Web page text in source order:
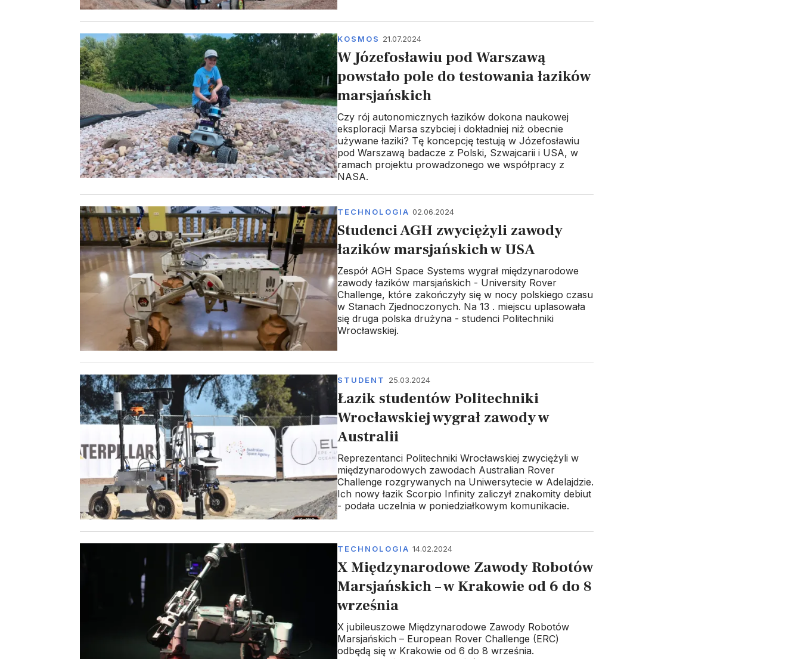
KOSMOS 21.07.2024
W Józefosławiu pod Warszawą
powstało pole do testowania łazików
marsjańskich
Czy rój autonomicznych łazików dokona naukowej
eksploracji Marsa szybciej i dokładniej niż obecnie
używane łaziki? Tę koncepcję testują w Józefosławiu
pod Warszawą badacze z Polski, Szwajcarii i USA, w
ramach projektu prowadzonego we współpracy z
NASA.
TECHNOLOGIA 02.06.2024
Studenci AGH zwyciężyli zawody
łazików marsjańskich w USA
Zespół AGH Space Systems wygrał międzynarodowe
zawody łazików marsjańskich - University Rover
Challenge, które zakończyły się w nocy polskiego czasu
w Stanach Zjednoczonych. Na 13 . miejscu uplasowała
się druga polska drużyna - studenci Politechniki
Wrocławskiej.
STUDENT 25.03.2024
Łazik studentów Politechniki
Wrocławskiej wygrał zawody w
Australii
Reprezentanci Politechniki Wrocławskiej zwyciężyli w
międzynarodowych zawodach Australian Rover
Challenge rozgrywanych na Uniwersytecie w Adelajdzie.
Ich nowy łazik Scorpio Infinity zaliczył znakomity debiut
- podała uczelnia w poniedziałkowym komunikacie.
TECHNOLOGIA 14.02.2024
X Międzynarodowe Zawody Robotów
Marsjańskich – w Krakowie od 6 do 8
września
X jubileuszowe Międzynarodowe Zawody Robotów
Marsjańskich – European Rover Challenge (ERC)
odbędą się w Krakowie od 6 do 8 września.